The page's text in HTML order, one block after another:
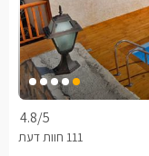
4.8/5